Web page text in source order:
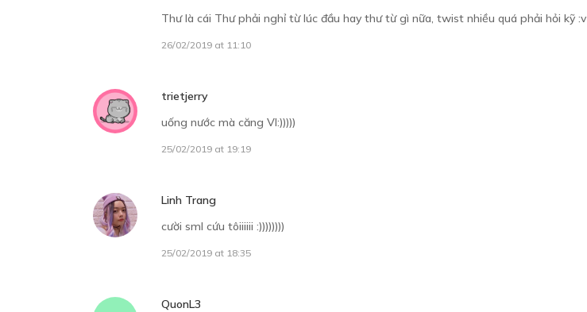
Thư là cái Thư phải nghỉ từ lúc đầu hay thư từ gì nữa, twist nhiều quá phải hỏi kỹ :v
26/02/2019 at 11:10
trietjerry
uống nước mà căng Vl:)))))
25/02/2019 at 19:19
Linh Trang
cười sml cứu tôiiiiii :))))))))
25/02/2019 at 18:35
QuonL3